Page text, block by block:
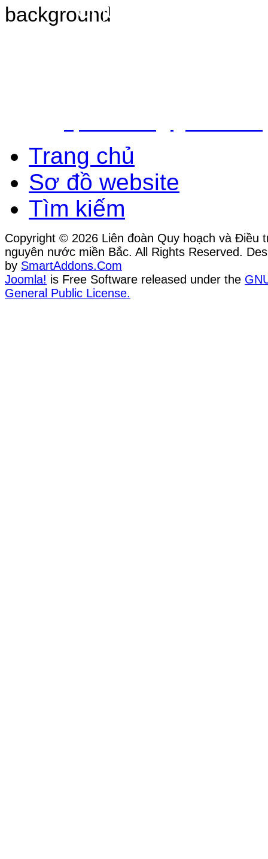
Chịu trách nhiệm nội
Trang chủ
Sơ đồ website
Tìm kiếm
Copyright © 2026 Liên đoàn Quy hoạch và Điều
nguyên nước miền Bắc. All Rights Reserved.
by SmartAddons.Com
Joomla! is Free Software released under the
General Public License.